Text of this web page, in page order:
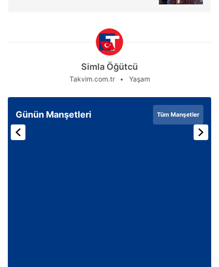
Simla Öğütcü
Takvim.com.tr Yaşam
Günün Manşetleri Tüm Manşetler